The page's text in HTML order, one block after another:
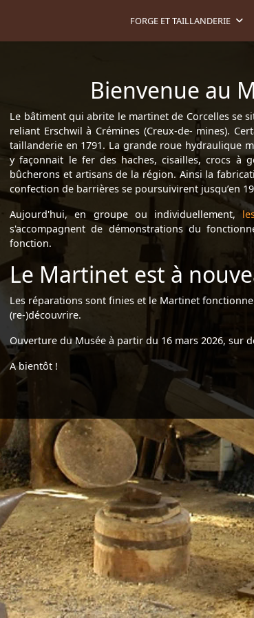
FORGE ET TAILLANDERIE
Bienvenue au
Le bâtiment qui abrite le martinet de Corcelles se
reliant Erschwil à Crémines (Creux-de- mines).
taillanderie en 1791. La grande roue hydraulique
y façonnait le fer des haches, cisailles, crocs à
bûcherons et artisans de la région. Ainsi la
confection de barrières se poursuivirent jusqu’en
Aujourd'hui, en groupe ou individuellement,
s'accompagnent de démonstrations du
fonction.
Le Martinet est à
Les réparations sont finies et le Martinet
(re-)découvrire.
Ouverture du Musée à partir du 16 mars 2026, sur
A bientôt !